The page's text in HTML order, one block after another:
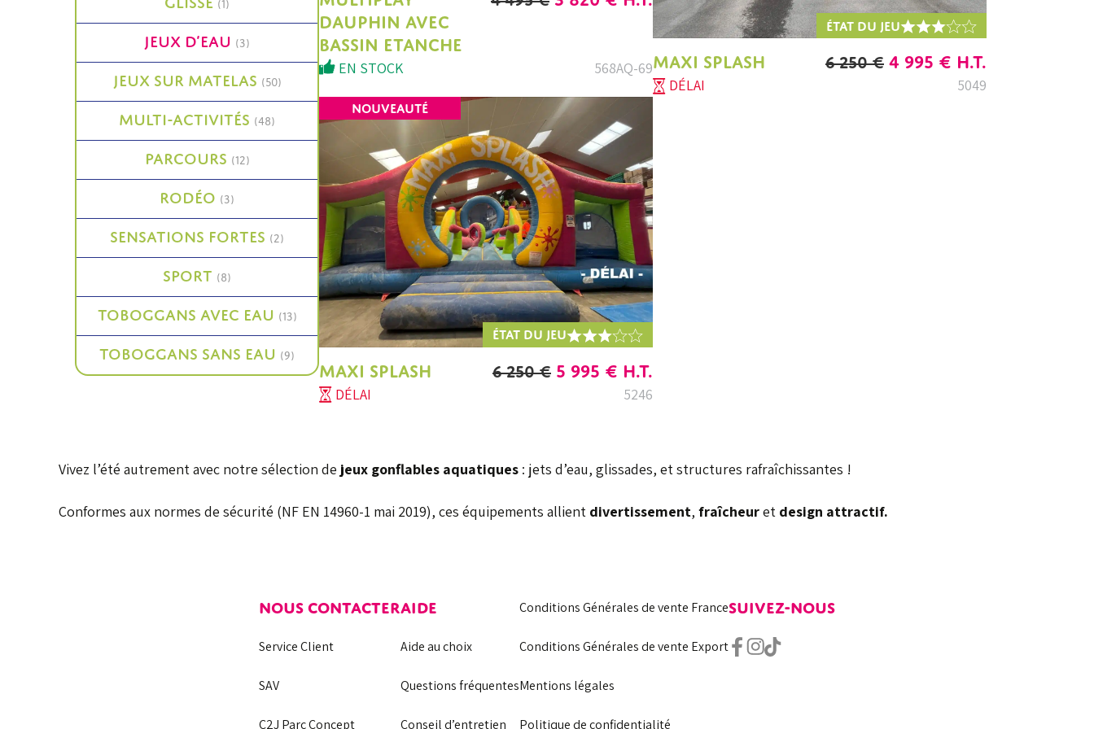
(1)
JEUX D’EAU (3)
JEUX SUR MATELAS (50)
MULTI-ACTIVITÉS (48)
PARCOURS (12)
RODÉO (3)
SENSATIONS FORTES (2)
SPORT (8)
TOBOGGANS AVEC EAU (13)
TOBOGGANS SANS EAU (9)
DAUPHIN AVEC
BASSIN ETANCHE
ÉTAIT :
495 €.
ACTUEL
EST :
EN STOCK 568AQ-69
ÉTAT DU JEU
MAXI SPLASH 6 250€ LE
4 995 € LE
PRIX
H.T.
DÉLAI 5049
NOUVEAUTÉ
ÉTAT DU JEU
MAXI SPLASH 6 250€ LE
6
250 €.
5 995 € LE
PRIX
H.T.
DÉLAI 5246
Vivez l’été autrement avec notre sélection de jeux gonflables aquatiques : jets d’eau, glissades, et structures rafraîchissantes !
Conformes aux normes de sécurité (NF EN 14960-1 mai 2019), ces équipements allient divertissement, fraîcheuret design attractif.
NOUS CONTACTER
Service Client
SAV
C2J Parc Concept
AIDE
Aide au choix
Questions fréquentes
Conseil d’entretien
Conditions Générales de vente France
Conditions Générales de vente Export
Mentions légales
Politique de confidentialité
SUIVEZ-NOUS